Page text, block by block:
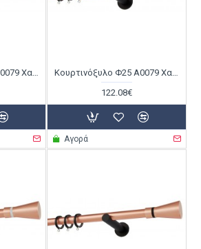
Κουρτινόξυλο Φ25 Α0079 Χαλκός Ματ / Λευκό
Κουρτινόξυλο Φ25 Α0079 Χαλκός Ματ / Μαύρο
122.08€
Αγορά